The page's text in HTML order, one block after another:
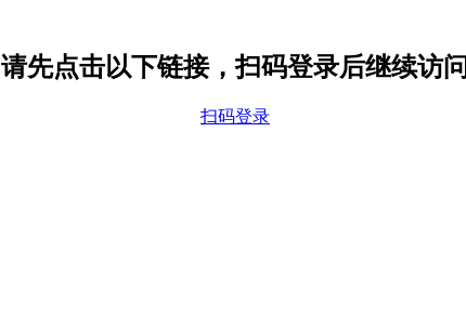
请先点击以下链接，扫码登录后继续访问
扫码登录